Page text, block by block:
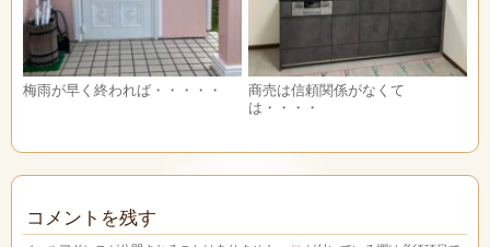
梅雨が早く終われば・・・・・
商売は信頼関係がなくて
は・・・・
コメントを残す